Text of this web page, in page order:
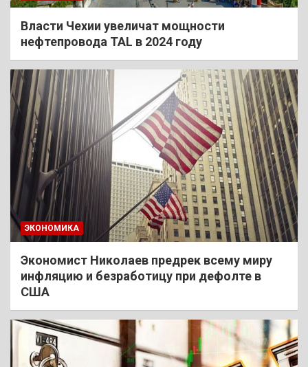
Власти Чехии увеличат мощности
нефтепровода TAL в 2024 году
ЭКОНОМИКА
Экономист Николаев предрек всему миру
инфляцию и безработицу при дефолте в
США